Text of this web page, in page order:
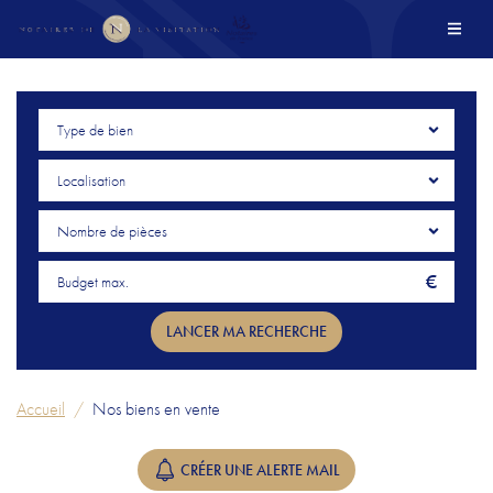
Type de bien
Localisation
Nombre de pièces
€
LANCER MA RECHERCHE
Accueil Nos biens en vente
CRÉER UNE ALERTE MAIL
PRÉSENTATION DE L'ETUDE
NOS BIENS EN VENTE
ACTUALITÉS
ESPACE CLIENT